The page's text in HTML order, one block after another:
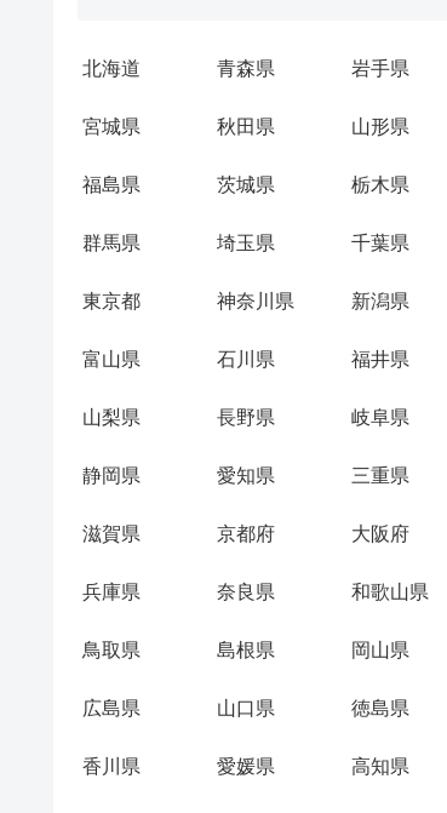
北海道 青森県 岩手県
宮城県 秋田県 山形県
福島県 茨城県 栃木県
群馬県 埼玉県 千葉県
東京都 神奈川県 新潟県
富山県 石川県 福井県
山梨県 長野県 岐阜県
静岡県 愛知県 三重県
滋賀県 京都府 大阪府
兵庫県 奈良県 和歌山県
鳥取県 島根県 岡山県
広島県 山口県 徳島県
香川県 愛媛県 高知県